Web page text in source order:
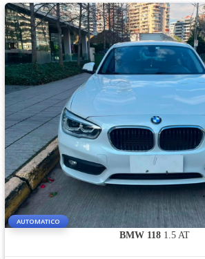
AUTOMATICO
BMW 1181.5 AT